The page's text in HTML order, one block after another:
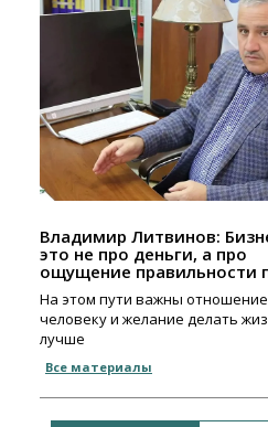
Владимир Литвинов:
это не про деньги, а про
ощущение правильности
На этом пути важны
человеку и желание делать
лучше
Все материалы